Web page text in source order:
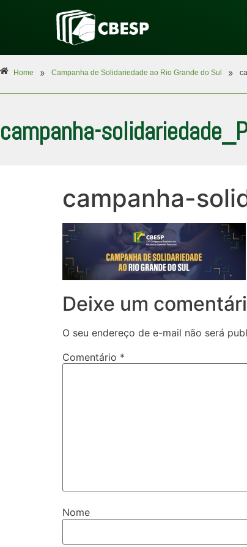
Home » Campanha de Solidariedade ao Rio Grande do Sul »
campanha-
campanha-
Deixe um
O seu endereço de e-mail não será
Comentário *
Nome